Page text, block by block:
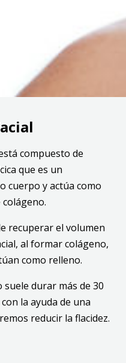
compuesto de
que es un
cuerpo y actúa como
recuperar el volumen
al formar colágeno,
como relleno.
durar más de 30
la ayuda de una
reducir la flacidez.